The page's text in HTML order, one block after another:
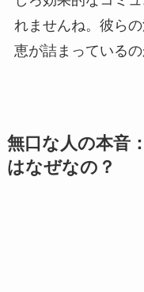
れませんね。彼ら
恵が詰まっているの
無口な人の本音
はなぜなの？